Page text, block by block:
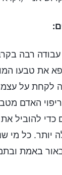
רבה
את טבעו
לקחת על
האדם
כדי להוביל
כל מי
באמת